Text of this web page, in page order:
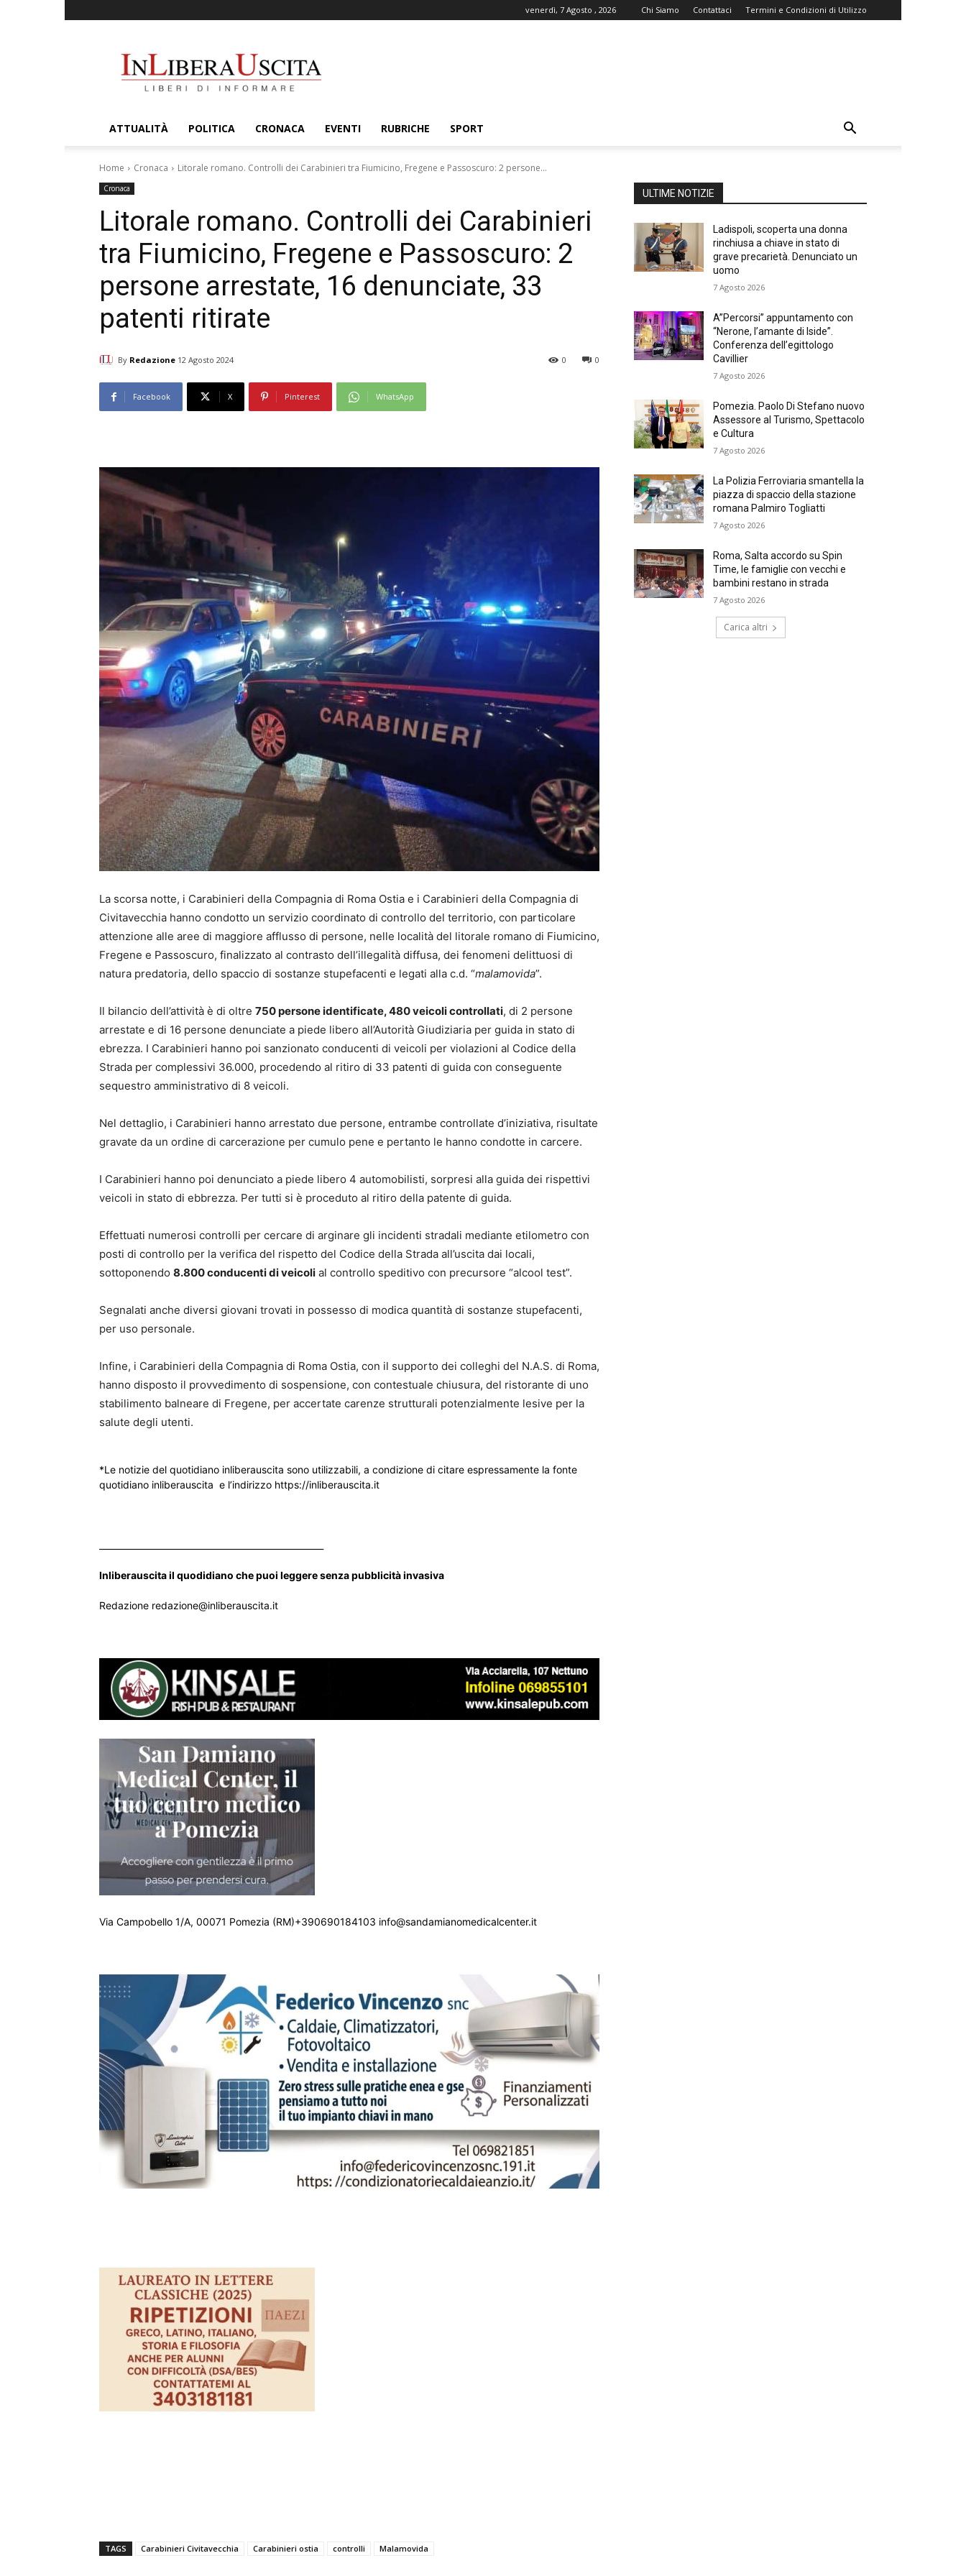
venerdì, 7 Agosto , 2026 Chi Siamo Contattaci Termini e Condizioni di Utilizzo
ATTUALITÀ POLITICA CRONACA EVENTI RUBRICHE SPORT
Home Cronaca Litorale romano. Controlli dei Carabinieri tra Fiumicino, Fregene e Passoscuro: 2 persone...
Cronaca
Litorale romano. Controlli dei Carabinieri
tra Fiumicino, Fregene e Passoscuro: 2
persone arrestate, 16 denunciate, 33
patenti ritirate
By Redazione 12 Agosto 2024 0
0
Facebook X Pinterest WhatsApp
La scorsa notte, i Carabinieri della Compagnia di Roma Ostia e i Carabinieri della Compagnia di
Civitavecchia hanno condotto un servizio coordinato di controllo del territorio, con particolare
attenzione alle aree di maggiore afflusso di persone, nelle località del litorale romano di Fiumicino,
Fregene e Passoscuro, finalizzato al contrasto dell’illegalità diffusa, dei fenomeni delittuosi di
natura predatoria, dello spaccio di sostanze stupefacenti e legati alla c.d. “malamovida”.
Il bilancio dell’attività è di oltre 750 persone identificate, 480 veicoli controllati, di 2 persone
arrestate e di 16 persone denunciate a piede libero all’Autorità Giudiziaria per guida in stato di
ebrezza. I Carabinieri hanno poi sanzionato conducenti di veicoli per violazioni al Codice della
Strada per complessivi 36.000, procedendo al ritiro di 33 patenti di guida con conseguente
sequestro amministrativo di 8 veicoli.
Nel dettaglio, i Carabinieri hanno arrestato due persone, entrambe controllate d’iniziativa, risultate
gravate da un ordine di carcerazione per cumulo pene e pertanto le hanno condotte in carcere.
I Carabinieri hanno poi denunciato a piede libero 4 automobilisti, sorpresi alla guida dei rispettivi
veicoli in stato di ebbrezza. Per tutti si è proceduto al ritiro della patente di guida.
Effettuati numerosi controlli per cercare di arginare gli incidenti stradali mediante etilometro con
posti di controllo per la verifica del rispetto del Codice della Strada all’uscita dai locali,
sottoponendo 8.800 conducenti di veicoli al controllo speditivo con precursore “alcool test”.
Segnalati anche diversi giovani trovati in possesso di modica quantità di sostanze stupefacenti,
per uso personale.
Infine, i Carabinieri della Compagnia di Roma Ostia, con il supporto dei colleghi del N.A.S. di Roma,
hanno disposto il provvedimento di sospensione, con contestuale chiusura, del ristorante di uno
stabilimento balneare di Fregene, per accertate carenze strutturali potenzialmente lesive per la
salute degli utenti.
*Le notizie del quotidiano inliberauscita sono utilizzabili, a condizione di citare espressamente la fonte
quotidiano inliberauscita e l’indirizzo https://inliberauscita.it
Inliberauscita il quodidiano che puoi leggere senza pubblicità invasiva
Redazione redazione@inliberauscita.it
Via Campobello 1/A, 00071 Pomezia (RM)+390690184103 info@sandamianomedicalcenter.it
TAGS Carabinieri Civitavecchia Carabinieri ostia controlli Malamovida
ULTIME NOTIZIE
Ladispoli, scoperta una donna
rinchiusa a chiave in stato di
grave precarietà. Denunciato un
uomo
7 Agosto 2026
A”Percorsi” appuntamento con
“Nerone, l’amante di Iside”.
Conferenza dell’egittologo
Cavillier
7 Agosto 2026
Pomezia. Paolo Di Stefano nuovo
Assessore al Turismo, Spettacolo
e Cultura
7 Agosto 2026
La Polizia Ferroviaria smantella la
piazza di spaccio della stazione
romana Palmiro Togliatti
7 Agosto 2026
Roma, Salta accordo su Spin
Time, le famiglie con vecchi e
bambini restano in strada
7 Agosto 2026
Carica altri